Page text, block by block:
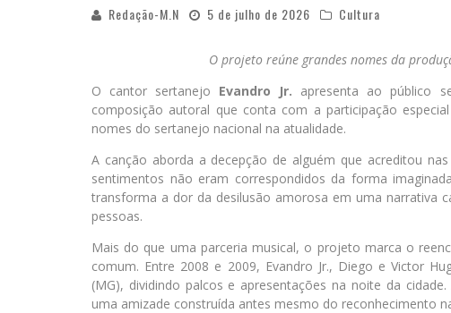
Redação-M.N 5 de julho de 2026 Cultura
O projeto reúne grandes nomes da
O cantor sertanejo Evandro Jr. apresenta ao público
composição autoral que conta com a participação
nomes do sertanejo nacional na atualidade.
A canção aborda a decepção de alguém que acreditou
sentimentos não eram correspondidos da forma
transforma a dor da desilusão amorosa em uma narrativa
pessoas.
Mais do que uma parceria musical, o projeto marca o
comum. Entre 2008 e 2009, Evandro Jr., Diego e Victor
(MG), dividindo palcos e apresentações na noite da
uma amizade construída antes mesmo do reconhecimento